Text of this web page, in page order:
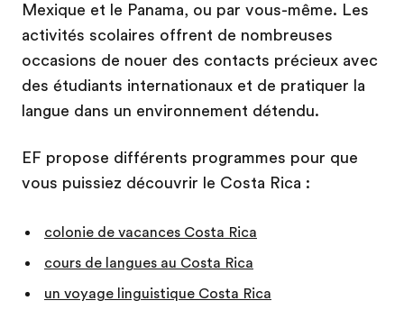
Mexique et le Panama, ou par vous-même. Les
activités scolaires offrent de nombreuses
occasions de nouer des contacts précieux avec
des étudiants internationaux et de pratiquer la
langue dans un environnement détendu.
EF propose différents programmes pour que
vous puissiez découvrir le Costa Rica :
colonie de vacances Costa Rica
cours de langues au Costa Rica
un voyage linguistique Costa Rica